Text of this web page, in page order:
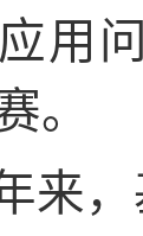
用
。
来